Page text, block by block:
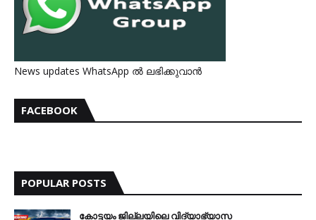
News updates WhatsApp ൽ ലഭിക്കുവാൻ
FACEBOOK
POPULAR POSTS
കോട്ടയം ജില്ലയിലെ വിദ്യാഭ്യാസ